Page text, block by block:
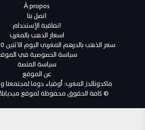
© كافة الحقوق محفوظة لموقع
À propos
اتصل بنا
اتفاقية الإستخدام
اسعار الدهب بالمغرب
سعر الذهب بالدرهم المغربي اليوم الاثنين 10 أغسطس 2026
سياسة الخصوصية في
سياسة المنصة
عن الموقع
ماكدونالدز المغرب: أوفياء دوما لمجتمعنا